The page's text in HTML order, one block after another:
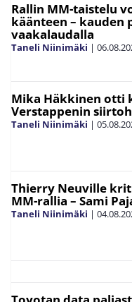
Rallin MM-taistelu
käänteen – kauden
vaakalaudalla
Taneli Niinimäki |
Mika Häkkinen otti
Verstappenin
Taneli Niinimäki |
Thierry Neuville
MM-rallia – Sami
Taneli Niinimäki |